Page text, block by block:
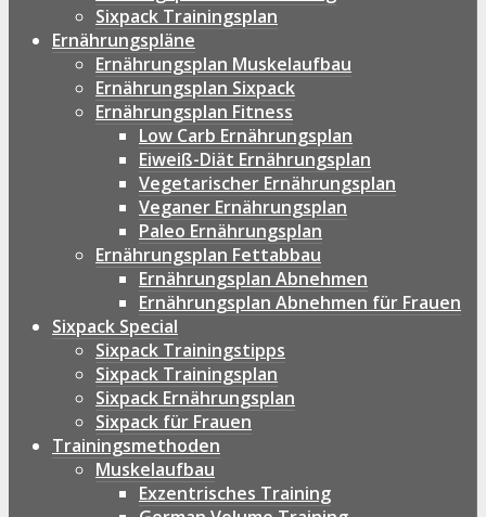
Sixpack Trainingsplan
Ernährungspläne
Ernährungsplan Muskelaufbau
Ernährungsplan Sixpack
Ernährungsplan Fitness
Low Carb Ernährungsplan
Eiweiß-Diät Ernährungsplan
Vegetarischer Ernährungsplan
Veganer Ernährungsplan
Paleo Ernährungsplan
Ernährungsplan Fettabbau
Ernährungsplan Abnehmen
Ernährungsplan Abnehmen für Frauen
Sixpack Special
Sixpack Trainingstipps
Sixpack Trainingsplan
Sixpack Ernährungsplan
Sixpack für Frauen
Trainingsmethoden
Muskelaufbau
Exzentrisches Training